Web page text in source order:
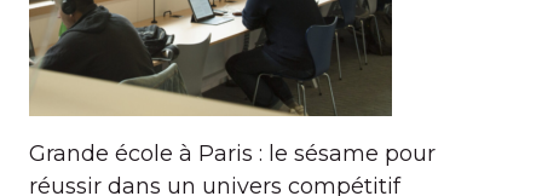
Grande école à Paris : le sésame pour
réussir dans un univers compétitif